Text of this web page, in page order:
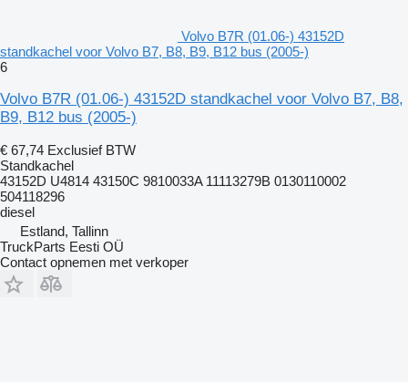
Volvo B7R (01.06-) 43152D
standkachel voor Volvo B7, B8, B9, B12 bus (2005-)
6
Volvo B7R (01.06-) 43152D standkachel voor Volvo B7, B8,
B9, B12 bus (2005-)
€ 67,74 Exclusief BTW
Standkachel
43152D U4814 43150C 9810033A 11113279B 0130110002
504118296
diesel
Estland, Tallinn
TruckParts Eesti OÜ
Contact opnemen met verkoper